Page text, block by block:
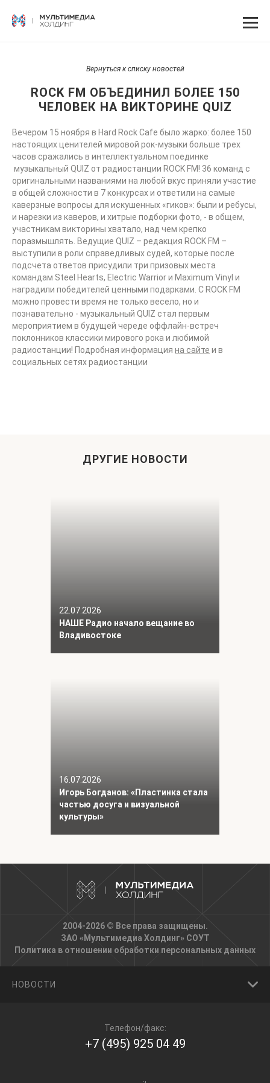
Вернуться к списку новостей
ROCK FM ОБЪЕДИНИЛ БОЛЕЕ 150
ЧЕЛОВЕК НА ВИКТОРИНЕ QUIZ
Вечером 15 ноября в Hard Rock Cafe было жарко: более 150
настоящих ценителей мировой рок-музыки больше трех
часов сражались в интеллектуальном поединке
музыкальный QUIZ от радиостанции ROCK FM! 36 команд с
оригинальными названиями на любой вкус приняли участие
в общей сложности в 7 конкурсах и ответили на самые
каверзные вопросы для искушенных «гиков»: были и ребусы,
и нарезки из каверов, и хитрые подборки фото, - в общем,
участникам викторины хватало, над чем крепко
поразмышлять. Ведущие QUIZ – редакция ROCK FM –
выступили в роли справедливых судей, которые после
подсчета ответов присудили три призовых места
командам Steel Hearts, Electric Warrior и Maximum Vinyl и
наградили победителей ценными подарками. С ROCK FM
можно провести время не только весело, но и
познавательно - музыкальный QUIZ стал первым
мероприятием в будущей череде оффлайн-встреч
поклонников классики мирового рока и любимой
радиостанции! Подробная информация на сайте и в
социальных сетях радиостанции
ДРУГИЕ НОВОСТИ
22.07.2026
НАШЕ Радио начало вещание во
Владивостоке
16.07.2026
Игорь Богданов: «Пластинка стала
частью досуга и визуальной
культуры»
2004-2026 © Все права защищены.
ЗАО «Мультимедиа Холдинг» СОУТ
Политика в отношении обработки персональных данных
НОВОСТИ
Телефон/факс:
+7 (495) 925 04 49